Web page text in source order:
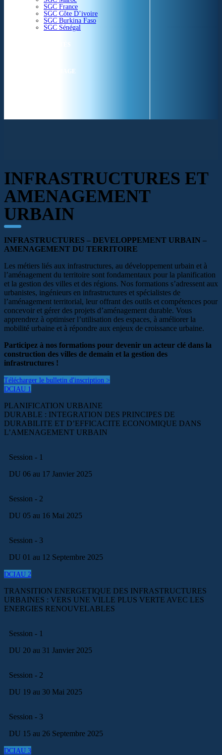
SGC France
SGC Côte D’ivoire
SGC Burkina Faso
SGC Sénégal
ACTUALITÉS
SGC EN IMAGE
INFRASTRUCTURES ET
AMENAGEMENT
URBAIN
INFRASTRUCTURES – DEVELOPPEMENT URBAIN –
AMENAGEMENT DU TERRITOIRE
Les métiers liés aux infrastructures, au développement urbain et à
l’aménagement du territoire sont fondamentaux pour la planification
et la gestion des villes et des régions. Nos formations s’adressent aux
urbanistes, ingénieurs en infrastructures et spécialistes de
l’aménagement territorial, leur offrant des outils et compétences pour
concevoir et gérer des projets d’aménagement durable. Vous
apprendrez à optimiser l’utilisation des espaces, à améliorer la
mobilité urbaine et à répondre aux enjeux de croissance urbaine.
Participez à nos formations pour devenir un acteur clé dans la
construction des villes de demain et la gestion des
infrastructures !
Télécharger le bulletin d'inscription >
DCIAU 1
PLANIFICATION URBAINE
DURABLE : INTEGRATION DES PRINCIPES DE
DURABILITE ET D’EFFICACITE ECONOMIQUE DANS
L’AMENAGEMENT URBAIN
Session - 1
DU 06 au 17 Janvier 2025
Session - 2
DU 05 au 16 Mai 2025
Session - 3
DU 01 au 12 Septembre 2025
DCIAU 2
TRANSITION ENERGETIQUE DES INFRASTRUCTURES
URBAINES : VERS UNE VILLE PLUS VERTE AVEC LES
ENERGIES RENOUVELABLES
Session - 1
DU 20 au 31 Janvier 2025
Session - 2
DU 19 au 30 Mai 2025
Session - 3
DU 15 au 26 Septembre 2025
DCIAU 3